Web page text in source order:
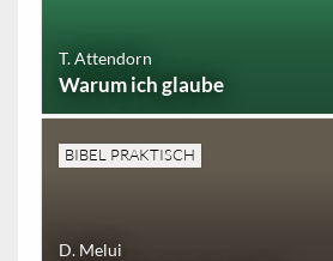
T. Attendorn
Warum ich glaube
BIBEL PRAKTISCH
D. Melui